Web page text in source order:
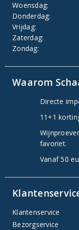
Woensdag:
Donderdag:
Vrijdag:
Zaterdag:
Zondag:
Waarom
Directe
11+1
favoriet.
Vanaf 50
Klantenservice
Bezorgservice